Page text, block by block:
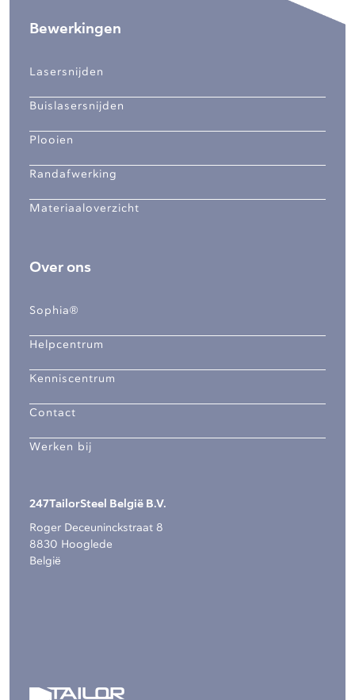
Bewerkingen
Lasersnijden
Buislasersnijden
Plooien
Randafwerking
Materiaaloverzicht
Over ons
Sophia®
Helpcentrum
Kenniscentrum
Contact
Werken bij
247TailorSteel België B.V.
Roger Deceuninckstraat 8
8830 Hooglede
België